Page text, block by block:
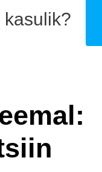
kasulik?